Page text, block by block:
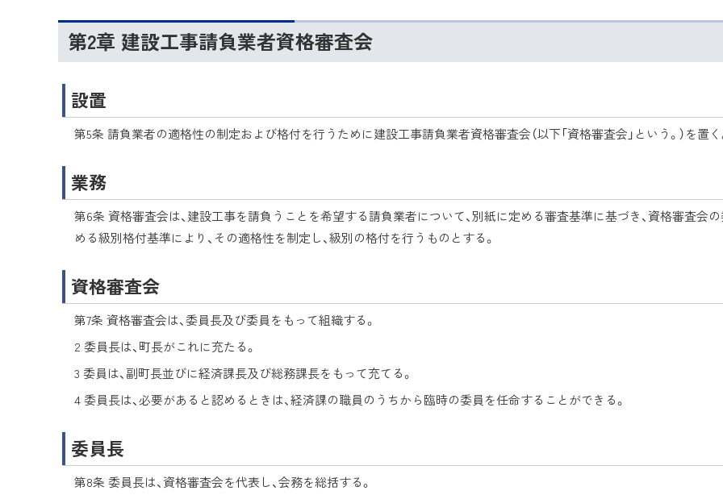
第2章 建設工事請負業者資格審査会
設置
第5条 請負業者の適格性の制定および格付を行うために建設工事請負業者資格審査会（以下「資格審査会」という。）を置く
業務
第6条 資格審査会は、建設工事を請負うことを希望する請負業者について、別紙に定める審査基準に基づき、資格審査会
める級別格付基準により、その適格性を制定し、級別の格付を行うものとする。
資格審査会
第7条 資格審査会は、委員長及び委員をもって組織する。
2 委員長は、町長がこれに充たる。
3 委員は、副町長並びに経済課長及び総務課長をもって充てる。
4 委員長は、必要があると認めるときは、経済課の職員のうちから臨時の委員を任命することができる。
委員長
第8条 委員長は、資格審査会を代表し、会務を総括する。